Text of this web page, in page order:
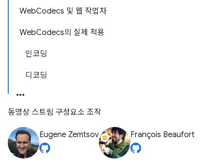
WebCodecs 및 웹 작업자
WebCodecs의 실제 적용
인코딩
디코딩
동영상 스트림 구성요소 조작
Eugene Zemtsov François Beaufort